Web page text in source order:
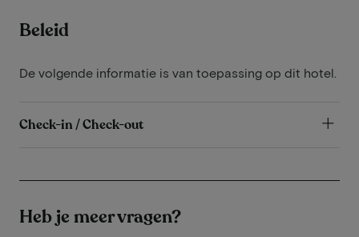
Beleid
De volgende informatie is van toepassing op dit hotel.
Check-in / Check-out
Heb je meer vragen?